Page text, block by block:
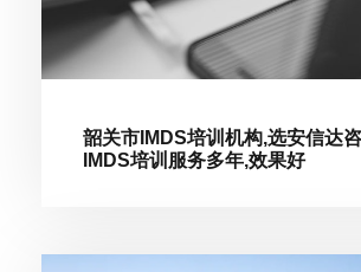
韶关市IMDS培训机构,选安信达
IMDS培训服务多年,效果好